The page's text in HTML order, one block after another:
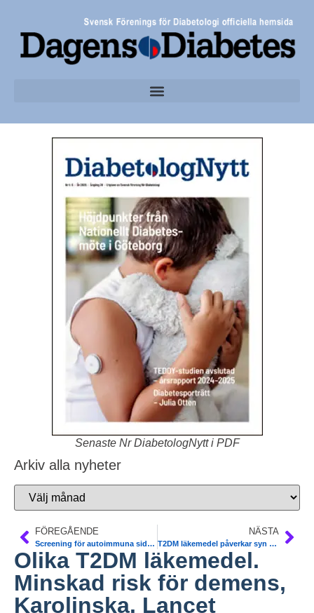
Senaste Nr DiabetologNytt i PDF
Arkiv alla nyheter
FÖREGÅENDE
Screening för autoimmuna sid i stor skala. Ny metod. Lunds univ
NÄSTA
T2DM läkemedel påverkar syn på livsstilsåtgärder. Svensk studie
Olika T2DM läkemedel.
Minskad risk för demens,
Karolinska. Lancet